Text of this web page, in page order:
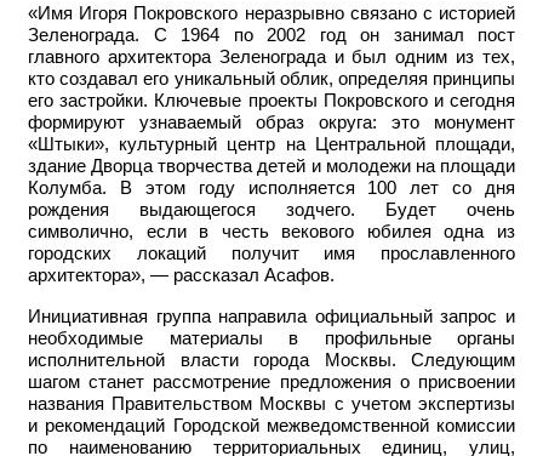
«Имя Игоря Покровского неразрывно связано с историей
Зеленограда. С 1964 по 2002 год он занимал пост
главного архитектора Зеленограда и был одним из тех,
кто создавал его уникальный облик, определяя принципы
его застройки. Ключевые проекты Покровского и сегодня
формируют узнаваемый образ округа: это монумент
«Штыки», культурный центр на Центральной площади,
здание Дворца творчества детей и молодежи на площади
Колумба. В этом году исполняется 100 лет со дня
рождения выдающегося зодчего. Будет очень
символично, если в честь векового юбилея одна из
городских локаций получит имя прославленного
архитектора», — рассказал Асафов.
Инициативная группа направила официальный запрос и
необходимые материалы в профильные органы
исполнительной власти города Москвы. Следующим
шагом станет рассмотрение предложения о присвоении
названия Правительством Москвы с учетом экспертизы
и рекомендаций Городской межведомственной комиссии
по наименованию территориальных единиц, улиц,